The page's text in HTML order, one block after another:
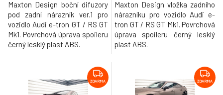
Maxton Design boční difuzory
pod zadní nárazník ver.1 pro
vozidlo Audi e-tron GT / RS GT
Mk1. Povrchová úprava spoileru
černý lesklý plast ABS.
Maxton Design vložka zadního
nárazníku pro vozidlo Audi e-
tron GT / RS GT Mk1. Povrchová
úprava spoileru černý lesklý
plast ABS.
ZDARMA ZDARMA